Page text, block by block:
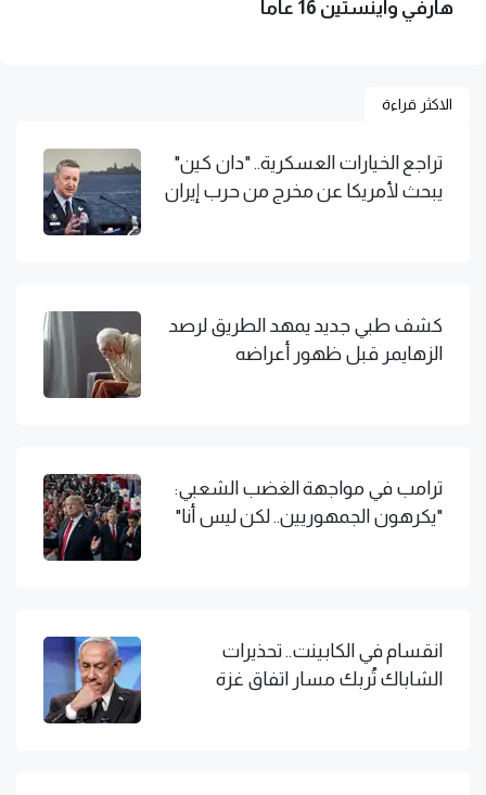
هارفي واينستين 16 عاما
الاكثر قراءة
تراجع الخيارات العسكرية.. "دان كين"
يبحث لأمريكا عن مخرج من حرب إيران
كشف طبي جديد يمهد الطريق لرصد
الزهايمر قبل ظهور أعراضه
ترامب في مواجهة الغضب الشعبي:
"يكرهون الجمهوريين.. لكن ليس أنا"
انقسام في الكابينت.. تحذيرات
الشاباك تُربك مسار اتفاق غزة